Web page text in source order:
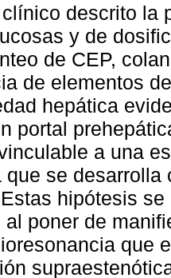
descrito la
y de
de CEP,
de elementos
hepática
portal
a una
que se
hipótesis
al poner de
que